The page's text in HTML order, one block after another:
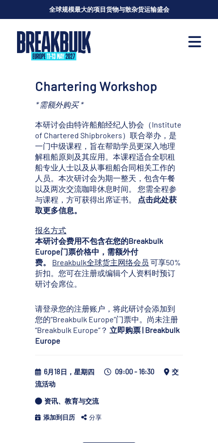
全球规模最大的项目货物与散杂货运输盛会
Chartering Workshop
* 需额外购买 *
本研讨会由特许船舶经纪人协会 （Institute
of Chartered Shipbrokers）联合举办，是
一门中级课程，旨在帮助学员更深入地理
解租船原则及其应用。本课程适合全职租
船专业人士以及从事租船合同相关工作的
人员。本次研讨会为期一整天，包含午餐
以及两次交流咖啡休息时间。 您需全程参
与课程，方可获得出席证书。 点击此处获
取更多信息。
报名方式
本研讨会费用不包含在您的Breakbulk
Europe门票价格中，需额外付
费。
Breakbulk全球货主网络会员 可享50%
折扣。您可在注册或编辑个人资料时预订
研讨会席位。
请登录您的注册账户，将此研讨会添加到
您的“Breakbulk Europe”门票中。尚未注册
“Breakbulk Europe”？ 立即购票 | Breakbulk
Europe
6月18日，星期四 09:00 - 16:30
交
流活动
资讯、教育与交流
添加到日历 分享